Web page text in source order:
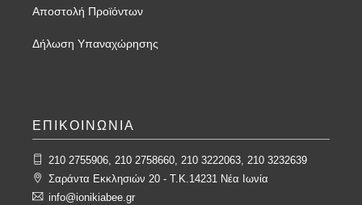
Αποστολή Προϊόντων
Δήλωση Υπαναχώρησης
ΕΠΙΚΟΙΝΩΝΙΑ
210 2755906, 210 2758660, 210 3222063, 210 3232639
Σαράντα Εκκλησιών 20 - T.K.14231 Νέα Ιωνία
info@ionikiabee.gr